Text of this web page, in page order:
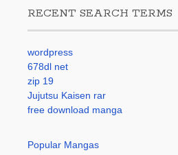
RECENT SEARCH TERMS
wordpress
678dl net
zip 19
Jujutsu Kaisen rar
free download manga
Popular Mangas